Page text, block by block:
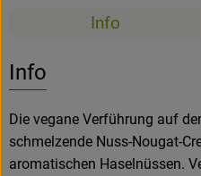
Info
Info
Die vegane Verführung auf
schmelzende Nuss-Nougat-
aromatischen Haselnüssen.